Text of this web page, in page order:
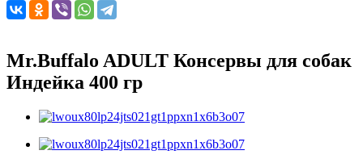
Mr.Buffalo ADULT Консервы для собак
Индейка 400 гр